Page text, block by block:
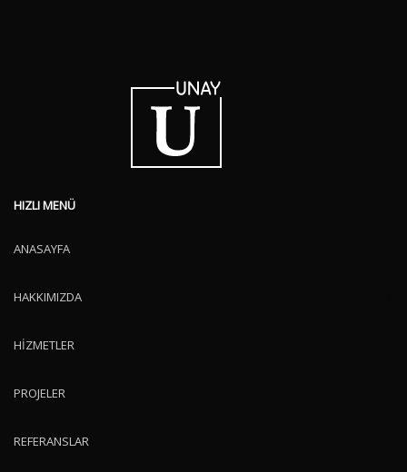
HIZLI MENÜ
ANASAYFA
HAKKIMIZDA
HİZMETLER
PROJELER
REFERANSLAR